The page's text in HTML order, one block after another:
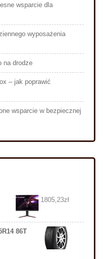
wsparcie dla
wyposażenia
na drodze
– jak poprawić
wsparcie w bezpiecznej
1805,23zł
86T